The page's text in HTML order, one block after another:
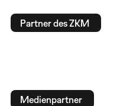
Partner des ZKM
Medienpartner